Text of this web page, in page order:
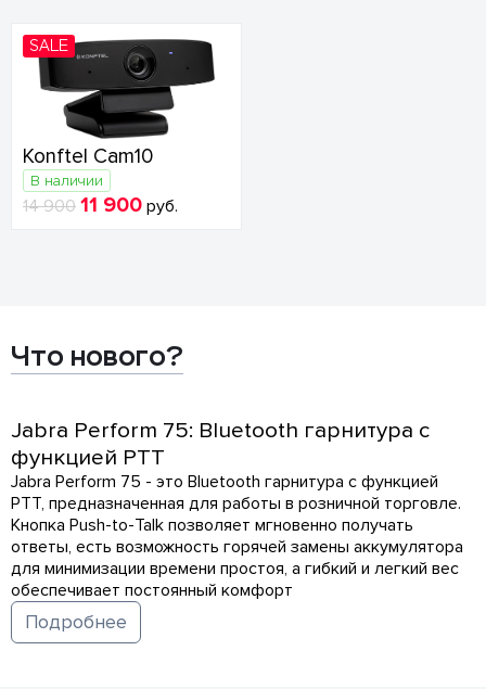
SALE
Konftel Cam10
В наличии
14 900 11 900 руб.
Что нового?
Jabra Perform 75: Bluetooth гарнитура с
функцией PTT
Jabra Perform 75 - это Bluetooth гарнитура с функцией
PTT, предназначенная для работы в розничной торговле.
Кнопка Push-to-Talk позволяет мгновенно получать
ответы, есть возможность горячей замены аккумулятора
для минимизации времени простоя, а гибкий и легкий вес
обеспечивает постоянный комфорт
Подробнее